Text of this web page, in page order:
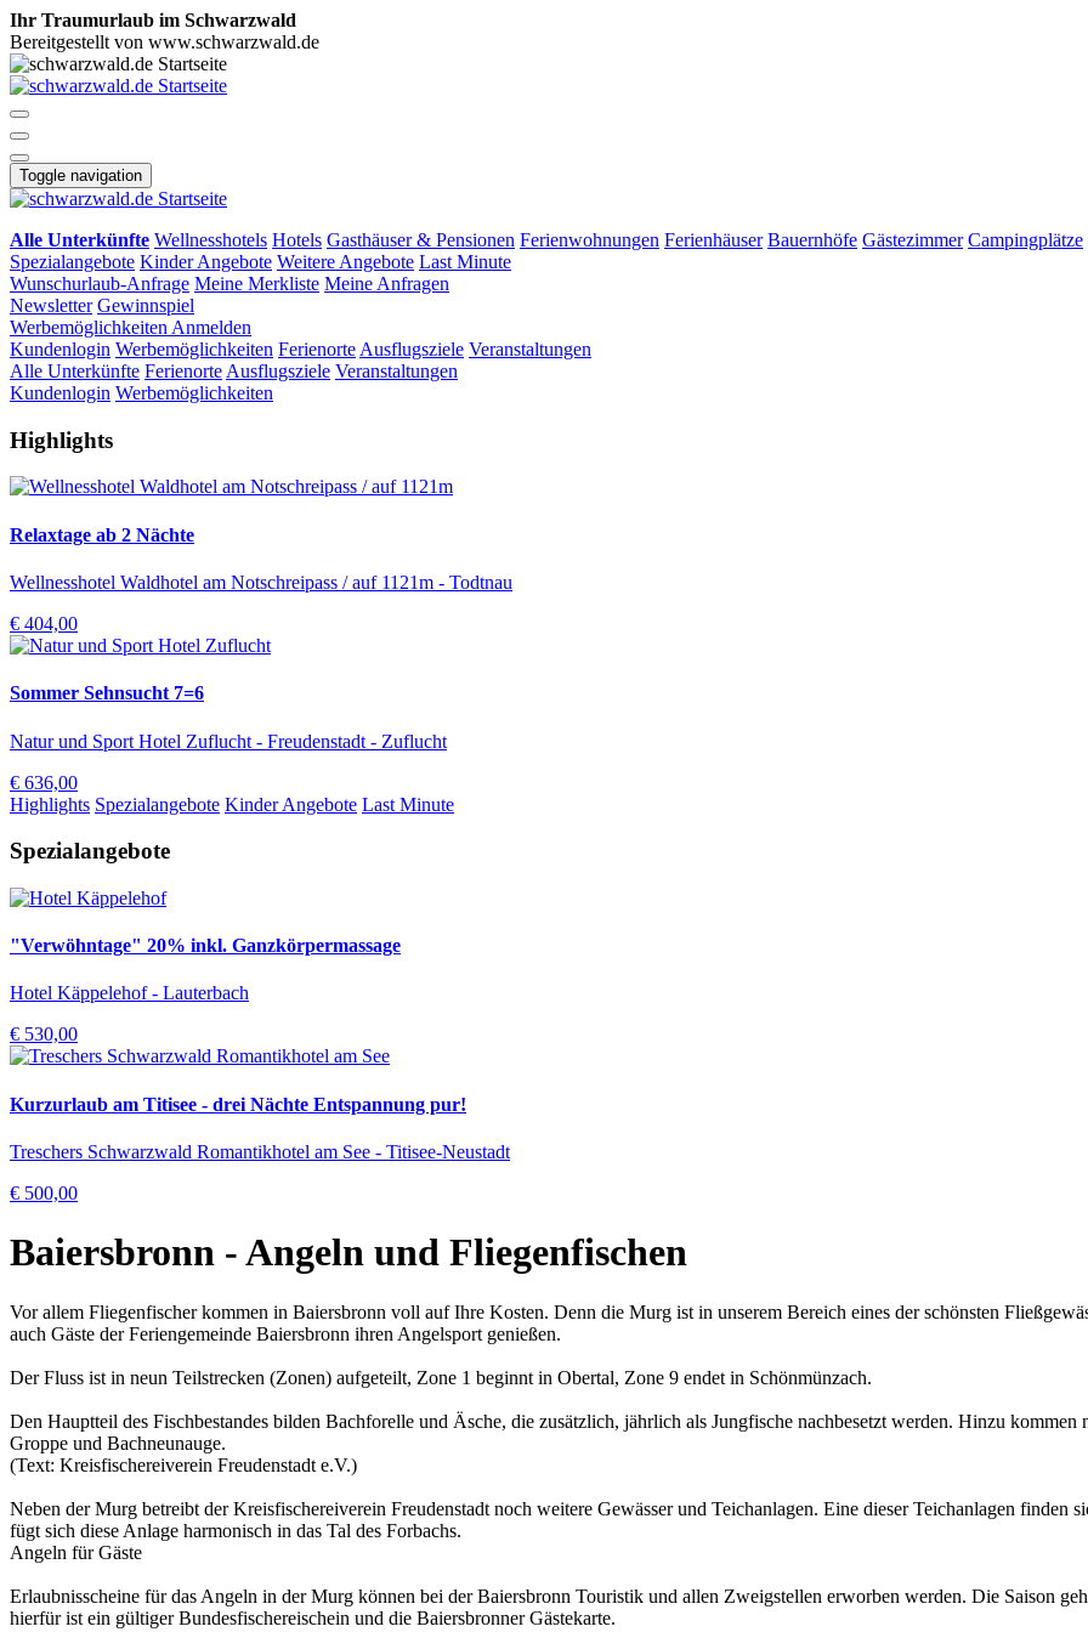
Ihr Traumurlaub im Schwarzwald
Bereitgestellt von www.schwarzwald.de
Toggle navigation
Alle Unterkünfte Wellnesshotels Hotels Gasthäuser & Pensionen Ferienwohnungen Ferienhäuser Bauernhöfe Gästezimmer Campingplätze
Spezialangebote Kinder Angebote Weitere Angebote Last Minute
Wunschurlaub-Anfrage Meine Merkliste Meine Anfragen
Newsletter Gewinnspiel
Werbemöglichkeiten Anmelden
Kundenlogin Werbemöglichkeiten Ferienorte Ausflugsziele Veranstaltungen
Alle Unterkünfte Ferienorte Ausflugsziele Veranstaltungen
Kundenlogin Werbemöglichkeiten
Highlights
Relaxtage ab 2 Nächte
Wellnesshotel Waldhotel am Notschreipass / auf 1121m - Todtnau
€ 404,00
Sommer Sehnsucht 7=6
Natur und Sport Hotel Zuflucht - Freudenstadt - Zuflucht
€ 636,00
Highlights Spezialangebote Kinder Angebote Last Minute
Spezialangebote
"Verwöhntage" 20% inkl. Ganzkörpermassage
Hotel Käppelehof - Lauterbach
€ 530,00
Kurzurlaub am Titisee - drei Nächte Entspannung pur!
Treschers Schwarzwald Romantikhotel am See - Titisee-Neustadt
€ 500,00
Baiersbronn - Angeln und Fliegenfischen
Vor allem Fliegenfischer kommen in Baiersbronn voll auf Ihre Kosten. Denn die Murg ist in unserem Bereich eines der schönsten
auch Gäste der Feriengemeinde Baiersbronn ihren Angelsport genießen.
Der Fluss ist in neun Teilstrecken (Zonen) aufgeteilt, Zone 1 beginnt in Obertal, Zone 9 endet in Schönmünzach.
Den Hauptteil des Fischbestandes bilden Bachforelle und Äsche, die zusätzlich, jährlich als Jungfische nachbesetzt werden. Hinzu
Groppe und Bachneunauge.
(Text: Kreisfischereiverein Freudenstadt e.V.)
Neben der Murg betreibt der Kreisfischereiverein Freudenstadt noch weitere Gewässer und Teichanlagen. Eine dieser Teichanlagen
fügt sich diese Anlage harmonisch in das Tal des Forbachs.
Angeln für Gäste
Erlaubnisscheine für das Angeln in der Murg können bei der Baiersbronn Touristik und allen Zweigstellen erworben werden. Die Saison
hierfür ist ein gültiger Bundesfischereischein und die Baiersbronner Gästekarte.